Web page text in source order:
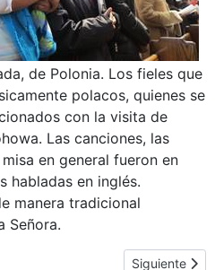
de Polonia. Los fieles que
polacos, quienes se
con la visita de
Las canciones, las
en general fueron en
habladas en inglés.
manera tradicional
Señora.
en Madonna House, en
Artículo
Siguiente